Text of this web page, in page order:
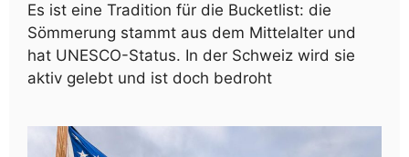
Es ist eine Tradition für die Bucketlist: die
Sömmerung stammt aus dem Mittelalter und
hat UNESCO-Status. In der Schweiz wird sie
aktiv gelebt und ist doch bedroht